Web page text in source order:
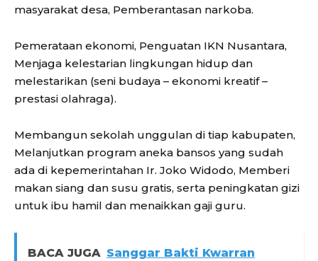
masyarakat desa, Pemberantasan narkoba.
Pemerataan ekonomi, Penguatan IKN Nusantara,
Menjaga kelestarian lingkungan hidup dan
melestarikan (seni budaya – ekonomi kreatif –
prestasi olahraga).
Membangun sekolah unggulan di tiap kabupaten,
Melanjutkan program aneka bansos yang sudah
ada di kepemerintahan Ir. Joko Widodo, Memberi
makan siang dan susu gratis, serta peningkatan gizi
untuk ibu hamil dan menaikkan gaji guru.
BACA JUGA Sanggar Bakti Kwarran